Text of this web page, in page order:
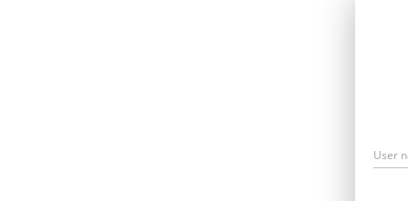
User